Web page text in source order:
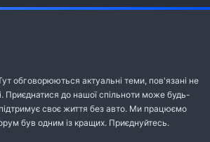
обговорюються актуальні теми, пов'язані не
Приєднатися до нашої спільноти може будь-
своє життя без авто. Ми працюємо
був одним із кращих. Приєднуйтесь.